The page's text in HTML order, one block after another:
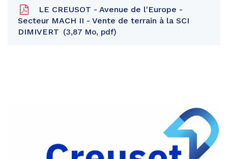
LE CREUSOT - Avenue de l'Europe -
Secteur MACH II - Vente de terrain à la SCI
DIMIVERT
3,87 Mo, pdf
Facebook
Partager